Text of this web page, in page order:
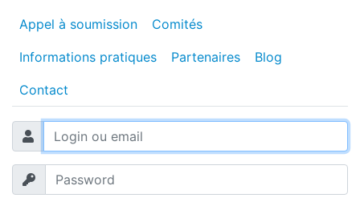
Appel à soumission Comités
Informations pratiques Partenaires Blog
Contact